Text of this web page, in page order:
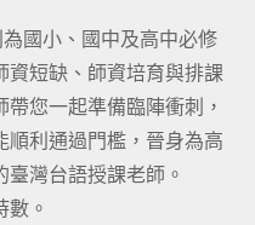
國小、國中及高中必修
資短缺、師資培育與排課
您一起準備臨陣衝刺，
順利通過門檻，晉身為高
灣台語授課老師。
。